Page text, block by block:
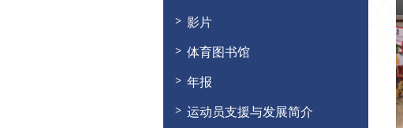
影片
体育图书馆
年报
运动员支援与发展简介